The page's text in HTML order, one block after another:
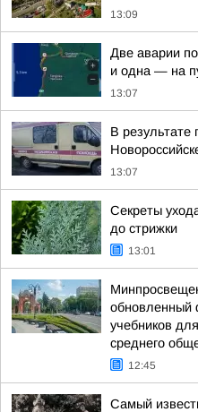
13:09
Две аварии
и одна — на
13:07
В
13:07
Секреты
до стрижки
13:01
обновленный
учебников
среднего
12:45
Самый